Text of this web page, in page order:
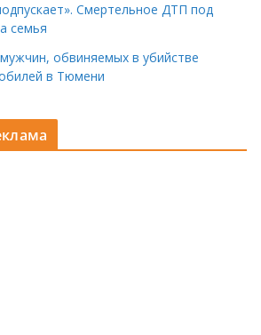
Смертельное ДТП под
семья
обвиняемых в убийстве
в Тюмени